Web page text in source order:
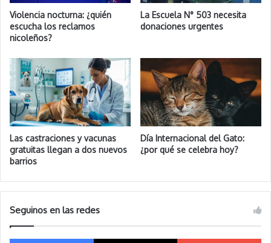
Violencia nocturna: ¿quién
escucha los reclamos
nicoleños?
La Escuela N° 503 necesita
donaciones urgentes
Las castraciones y vacunas
gratuitas llegan a dos nuevos
barrios
Día Internacional del Gato:
¿por qué se celebra hoy?
Seguinos en las redes